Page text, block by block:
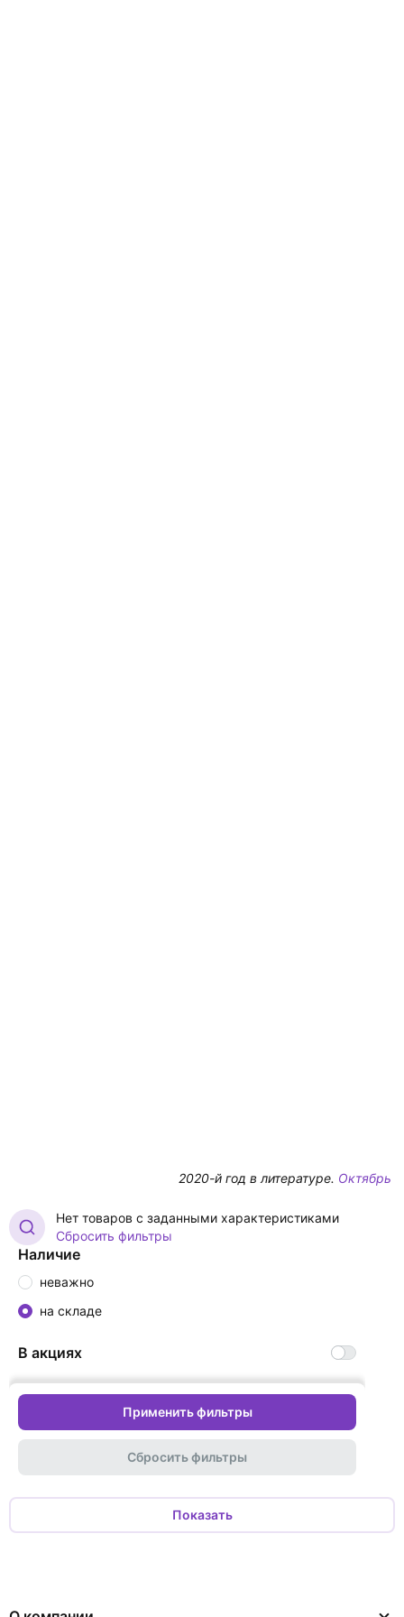
2020-й год в литературе. Октябрь
Нет товаров с заданными характеристиками
Сбросить фильтры
Наличие
неважно
на складе
В акциях
Применить фильтры
Сбросить фильтры
Показать